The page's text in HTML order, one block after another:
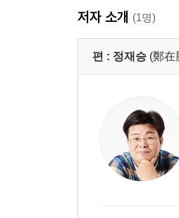
저자 소개 (1명)
편 : 정재승 (鄭在